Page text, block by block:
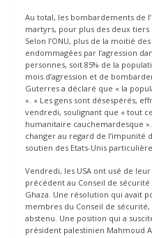
Au total, les bombardements de
martyrs, pour plus des deux tiers
Selon l’ONU, plus de la moitié
endommagées par l’agression
personnes, soit 85% de la
mois d’agression et de
Guterres a déclaré que « la
». « Les gens sont désespérés,
vendredi, soulignant que « tout
humanitaire cauchemardesque
changer au regard de l’impunité
soutien des Etats-Unis
Vendredi, les USA ont usé de
précédent au Conseil de
Ghaza. Une résolution qui avait
membres du Conseil de sécurité,
abstenu. Une position qui a
président palestinien Mahmoud